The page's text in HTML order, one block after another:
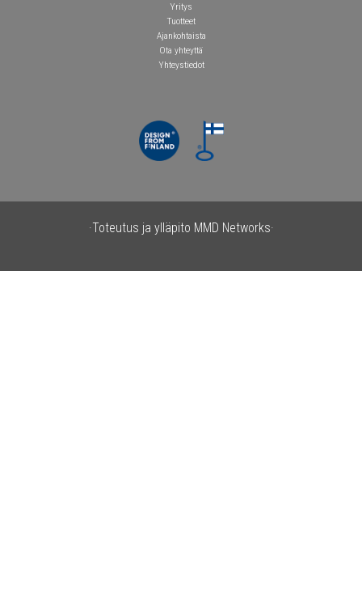
Yritys
Tuotteet
Ajankohtaista
Ota yhteyttä
Yhteystiedot
·Toteutus ja ylläpito MMD Networks·